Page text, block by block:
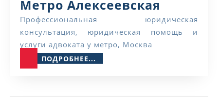
Метро Алексеевская
Профессиональная юридическая
консультация, юридическая помощь и
услуги адвоката у метро, Москва
ПОДРОБНЕЕ...